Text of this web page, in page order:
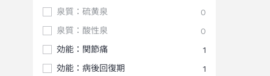
泉質：硫黄泉
0
泉質：酸性泉
0
効能：関節痛
1
効能：病後回復期
1